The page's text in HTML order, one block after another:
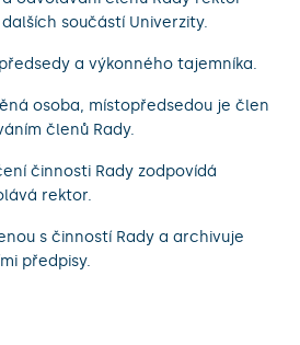
součástí Univerzity.
a výkonného tajemníka.
osoba, místopředsedou je člen
členů Rady.
činnosti Rady zodpovídá
rektor.
s činností Rady a archivuje
předpisy.